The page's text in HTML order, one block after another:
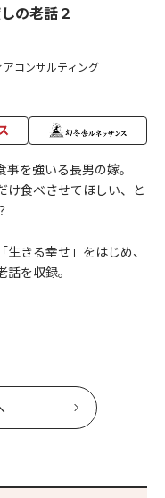
の老話２
コンサルティング
を強いる長男の嫁。
け食べさせてほしい、と
きる幸せ」をはじめ、
を収録。